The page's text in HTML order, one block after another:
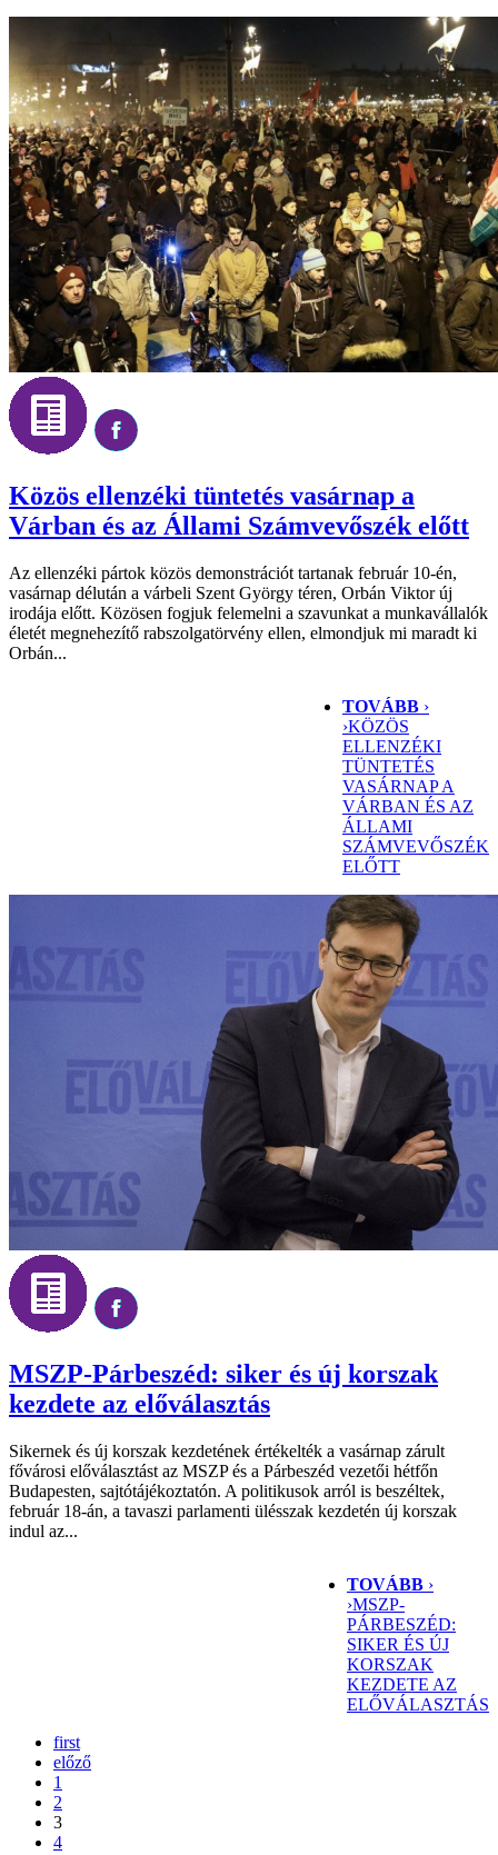
Közös ellenzéki tüntetés vasárnap a
Várban és az Állami Számvevőszék előtt
Az ellenzéki pártok közös demonstrációt tartanak február 10-én,
vasárnap délután a várbeli Szent György téren, Orbán Viktor új
irodája előtt. Közösen fogjuk felemelni a szavunkat a munkavállalók
életét megnehezítő rabszolgatörvény ellen, elmondjuk mi maradt ki
Orbán...
TOVÁBB ›
›KÖZÖS
ELLENZÉKI
TÜNTETÉS
VASÁRNAP A
VÁRBAN ÉS AZ
ÁLLAMI
SZÁMVEVŐSZÉK
ELŐTT
MSZP-Párbeszéd: siker és új korszak
kezdete az előválasztás
Sikernek és új korszak kezdetének értékelték a vasárnap zárult
fővárosi előválasztást az MSZP és a Párbeszéd vezetői hétfőn
Budapesten, sajtótájékoztatón. A politikusok arról is beszéltek,
február 18-án, a tavaszi parlamenti ülésszak kezdetén új korszak
indul az...
TOVÁBB ›
›MSZP-
PÁRBESZÉD:
SIKER ÉS ÚJ
KORSZAK
KEZDETE AZ
ELŐVÁLASZTÁS
first
előző
1
2
3
4